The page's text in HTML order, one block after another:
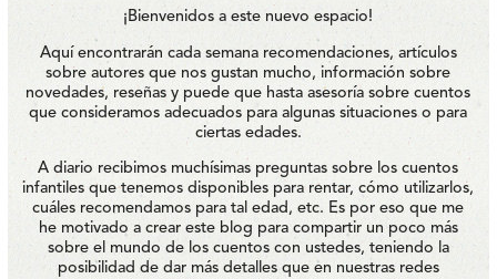
¡Bienvenidos a este nuevo espacio!
Aquí encontrarán cada semana recomendaciones, artículos
sobre autores que nos gustan mucho, información sobre
novedades, reseñas y puede que hasta asesoría sobre cuentos
que consideramos adecuados para algunas situaciones o para
ciertas edades.
A diario recibimos muchísimas preguntas sobre los cuentos
infantiles que tenemos disponibles para rentar, cómo utilizarlos,
cuáles recomendamos para tal edad, etc. Es por eso que me
he motivado a crear este blog para compartir un poco más
sobre el mundo de los cuentos con ustedes, teniendo la
posibilidad de dar más detalles que en nuestras redes